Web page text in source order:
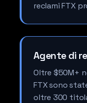
reclami FTX
Agente di
Oltre $50M+
FTX sono
oltre 300